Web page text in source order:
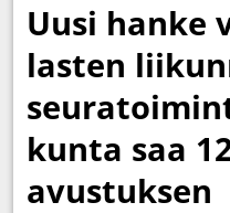
Uusi hanke
lasten
kunta saa
avustuksen